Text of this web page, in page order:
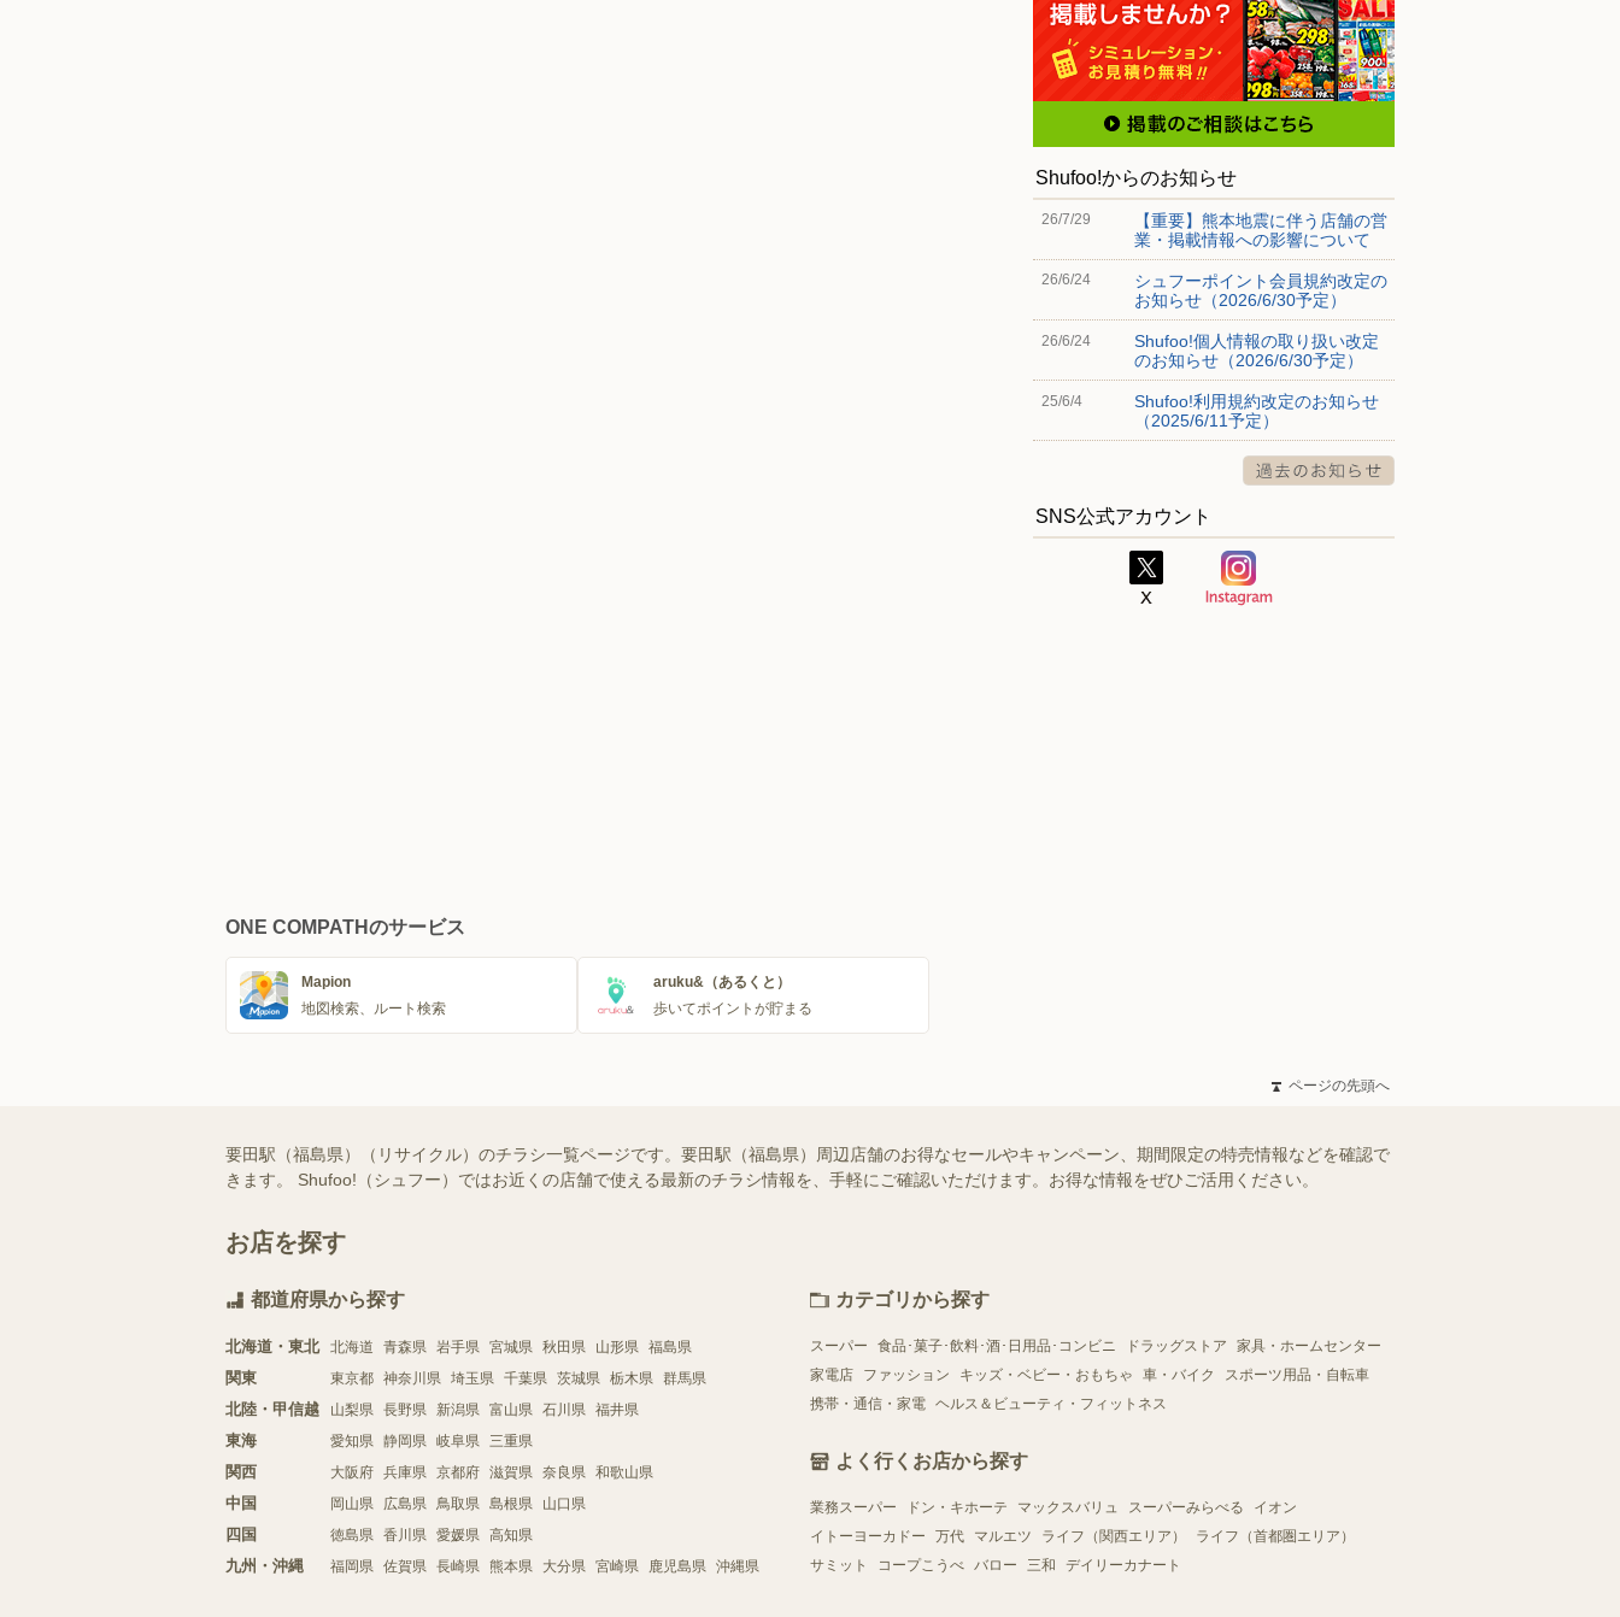
Shufoo!からのお知らせ
26/7/29
【重要】熊本地震に伴う店舗の営
業・掲載情報への影響について
26/6/24
シュフーポイント会員規約改定の
お知らせ（2026/6/30予定）
26/6/24
Shufoo!個人情報の取り扱い改定
のお知らせ（2026/6/30予定）
25/6/4
Shufoo!利用規約改定のお知らせ
（2025/6/11予定）
SNS公式アカウント
ONE COMPATHのサービス
Mapion
地図検索、ルート検索
aruku&（あるくと）
歩いてポイントが貯まる
ページの先頭へ
要田駅（福島県）（リサイクル）のチラシ一覧ページです。要田駅（福島県）周辺店舗のお得なセールやキャンペーン、期間限定の特売情報などを確認で
きます。 Shufoo!（シュフー）ではお近くの店舗で使える最新のチラシ情報を、手軽にご確認いただけます。お得な情報をぜひご活用ください。
お店を探す
都道府県から探す
北海道・東北 北海道 青森県 岩手県 宮城県 秋田県 山形県 福島県
関東 東京都 神奈川県 埼玉県 千葉県 茨城県 栃木県 群馬県
北陸・甲信越 山梨県 長野県 新潟県 富山県 石川県 福井県
東海 愛知県 静岡県 岐阜県 三重県
関西 大阪府 兵庫県 京都府 滋賀県 奈良県 和歌山県
中国 岡山県 広島県 鳥取県 島根県 山口県
四国 徳島県 香川県 愛媛県 高知県
九州・沖縄 福岡県 佐賀県 長崎県 熊本県 大分県 宮崎県 鹿児島県 沖縄県
カテゴリから探す
スーパー 食品･菓子･飲料･酒･日用品･コンビニ ドラッグストア
家具・ホームセンター
家電店
ファッション キッズ・ベビー・おもちゃ 車・バイク
スポーツ用品・自転車
携帯・通信・家電 ヘルス＆ビューティ・フィットネス
よく行くお店から探す
業務スーパー ドン・キホーテ マックスバリュ スーパーみらべる
イオン
イトーヨーカドー
万代 マルエツ ライフ（関西エリア）
ライフ（首都圏エリア）
サミット
コープこうべ バロー 三和 デイリーカナート